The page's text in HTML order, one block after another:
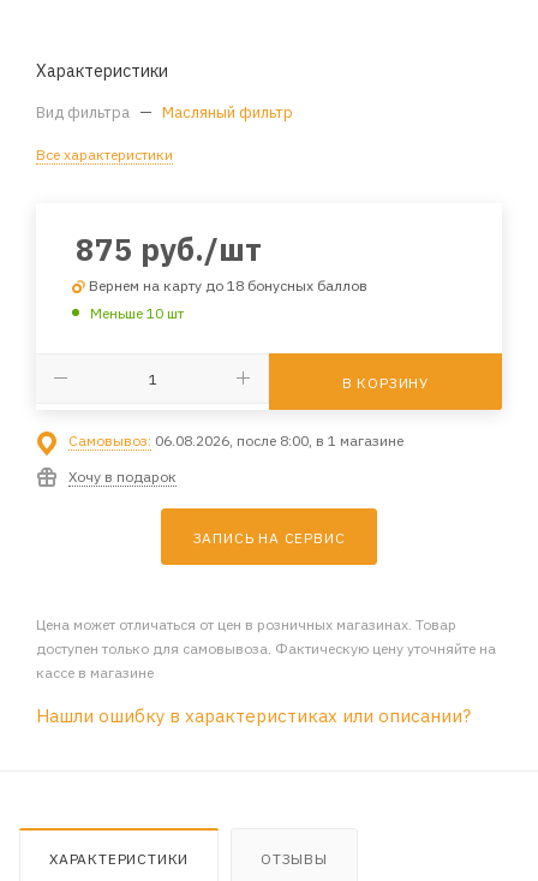
Характеристики
Вид фильтра — Масляный фильтр
Все характеристики
875 руб./шт
Вернем на карту до 18 бонусных баллов
Меньше 10 шт
В КОРЗИНУ
Самовывоз: 06.08.2026, после 8:00, в 1 магазине
Хочу в подарок
ЗАПИСЬ НА СЕРВИС
Цена может отличаться от цен в розничных магазинах. Товар
доступен только для самовывоза. Фактическую цену уточняйте на
кассе в магазине
Нашли ошибку в характеристиках или описании?
ХАРАКТЕРИСТИКИ ОТЗЫВЫ